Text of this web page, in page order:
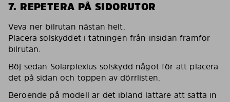
7. REPETERA PÅ SIDORUTOR
Veva ner bilrutan nästan helt.
Placera solskyddet i tätningen från insidan framför
bilrutan.
Böj sedan Solarplexius solskydd något för att placera
det på sidan och toppen av dörrlisten.
Beroende på modell är det ibland lättare att sätta in